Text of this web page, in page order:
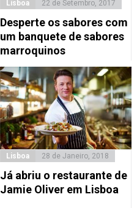
Lisboa 22 de Setembro, 2017
Desperte os sabores com
um banquete de sabores
marroquinos
Lisboa 28 de Janeiro, 2018
Já abriu o restaurante de
Jamie Oliver em Lisboa